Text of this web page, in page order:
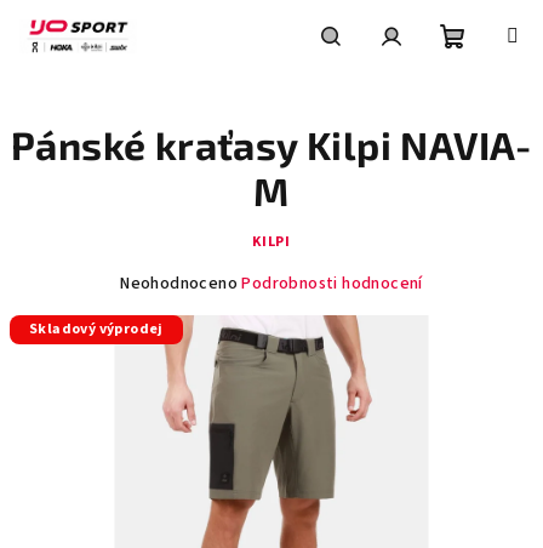
obsah
košík
Pánské kraťasy Kilpi NAVIA-
M
KILPI
Průměrné
produktu
Neohodnoceno Podrobnosti hodnocení
Skladový výprodej